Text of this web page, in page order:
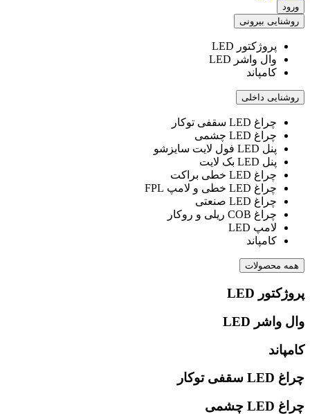
ورود
روشنایی بیرونی
پروژکتور LED
وال واشر LED
کامپاند
روشنایی داخلی
چراغ LED سقفی توکار
چراغ LED چشمی
پنل LED فول لایت سایزشو
پنل LED بک لایت
چراغ LED خطی براکت
چراغ LED خطی و لامپ FPL
چراغ LED صنعتی
چراغ COB ریلی و روکار
لامپ LED
کامپاند
همه محصولات
پروژکتور LED
وال واشر LED
کامپاند
چراغ LED سقفی توکار
چراغ LED چشمی